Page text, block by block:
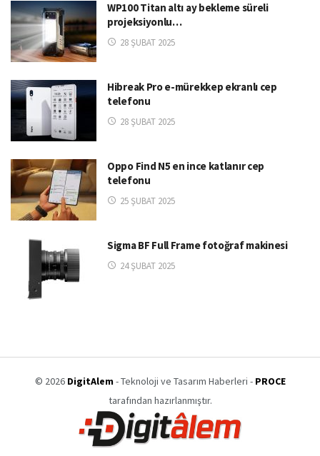
WP100 Titan altı ay bekleme süreli
projeksiyonlu…
28 ŞUBAT 2025
Hibreak Pro e-mürekkep ekranlı cep
telefonu
28 ŞUBAT 2025
Oppo Find N5 en ince katlanır cep
telefonu
25 ŞUBAT 2025
Sigma BF Full Frame fotoğraf makinesi
24 ŞUBAT 2025
© 2026 DigitAlem- Teknoloji ve Tasarım Haberleri - PROCE
tarafından hazırlanmıştır.